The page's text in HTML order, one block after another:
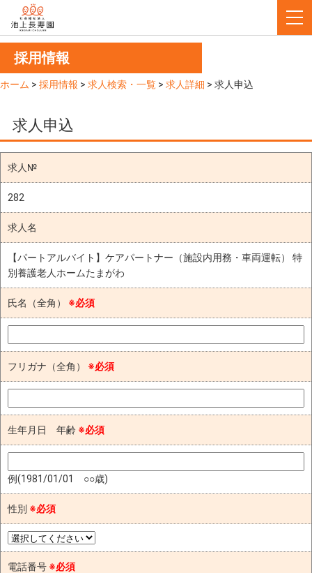
採用情報
ホーム > 採用情報 > 求人検索・一覧 > 求人詳細 > 求人申込
求人申込
求人№
282
求人名
【パートアルバイト】ケアパートナー（施設内用務・車両運転） 特
別養護老人ホームたまがわ
氏名（全角） ※必須
フリガナ（全角） ※必須
生年月日 年齢 ※必須
例(1981/01/01 ○○歳)
性別 ※必須
電話番号 ※必須